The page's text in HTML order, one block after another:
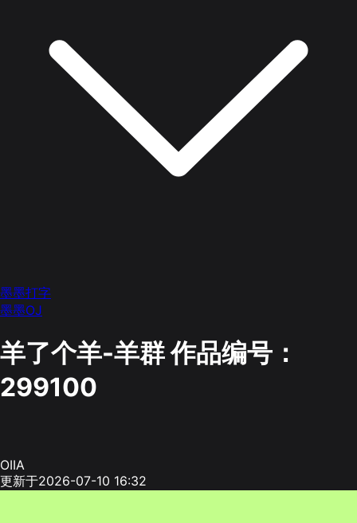
墨墨打字
墨墨OJ
羊了个羊-羊群作品编号：
299100
OIIA
更新于2026-07-10 16:32